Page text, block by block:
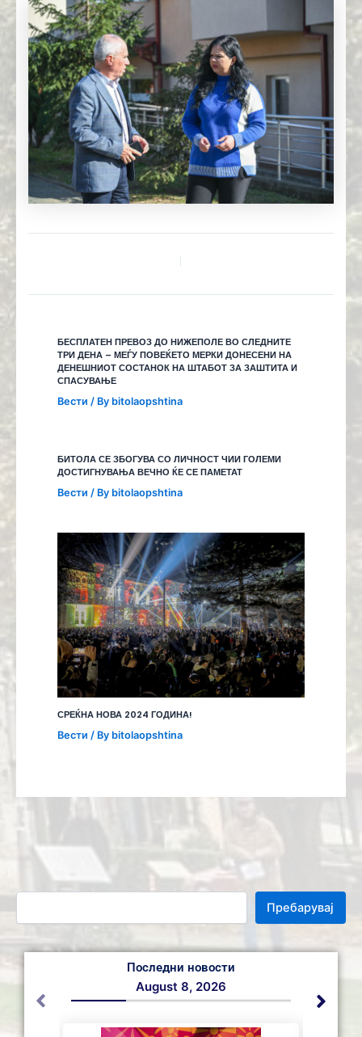
Пребарувај
Последни новости
August 8, 2026
БЕСПЛАТЕН ПРЕВОЗ ДО НИЖЕПОЛЕ ВО СЛЕДНИТЕ
ТРИ ДЕНА – МЕЃУ ПОВЕЌЕТО МЕРКИ ДОНЕСЕНИ НА
ДЕНЕШНИОТ СОСТАНОК НА ШТАБОТ ЗА ЗАШТИТА И
СПАСУВАЊЕ
Вести / By bitolaopshtina
БИТОЛА СЕ ЗБОГУВА СО ЛИЧНОСТ ЧИИ ГОЛЕМИ
ДОСТИГНУВАЊА ВЕЧНО ЌЕ СЕ ПАМЕТАТ
Вести / By bitolaopshtina
СРЕЌНА НОВА 2024 ГОДИНА!
Вести / By bitolaopshtina